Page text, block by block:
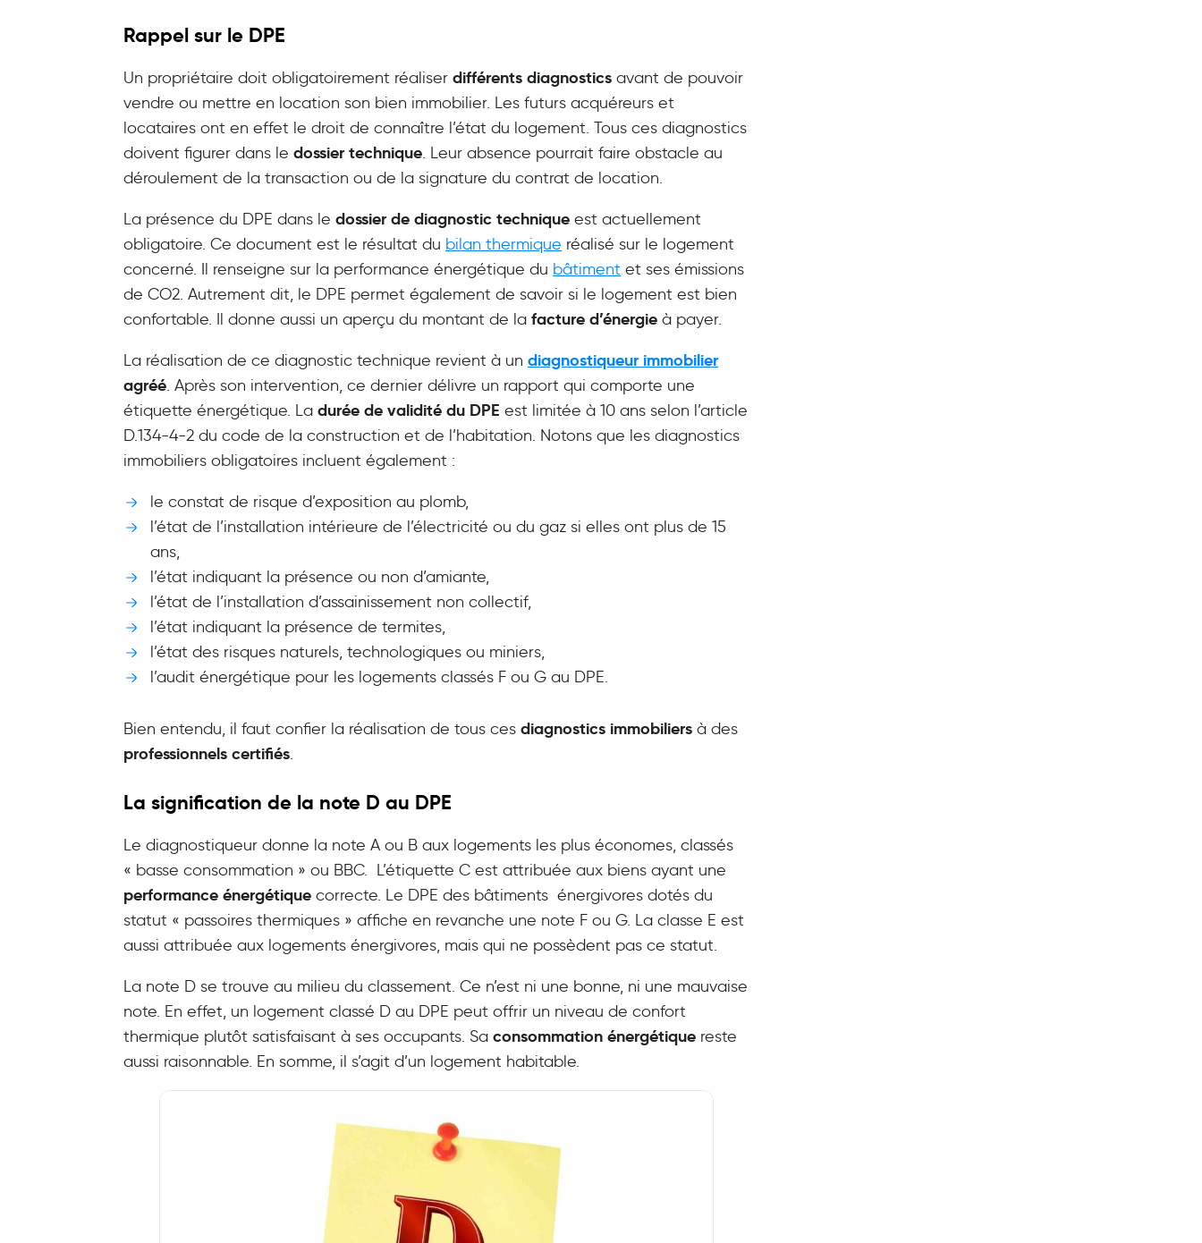
Rappel sur le DPE
Un propriétaire doit obligatoirement réaliser différents diagnostics avant de pouvoir
vendre ou mettre en location son bien immobilier. Les futurs acquéreurs et
locataires ont en effet le droit de connaître l’état du logement. Tous ces diagnostics
doivent figurer dans le dossier technique. Leur absence pourrait faire obstacle au
déroulement de la transaction ou de la signature du contrat de location.
La présence du DPE dans le dossier de diagnostic technique est actuellement
obligatoire. Ce document est le résultat du bilan thermique réalisé sur le logement
concerné. Il renseigne sur la performance énergétique du bâtiment et ses émissions
de CO2. Autrement dit, le DPE permet également de savoir si le logement est bien
confortable. Il donne aussi un aperçu du montant de la facture d’énergie à payer.
La réalisation de ce diagnostic technique revient à un diagnostiqueur immobilier
agréé. Après son intervention, ce dernier délivre un rapport qui comporte une
étiquette énergétique. La durée de validité du DPE est limitée à 10 ans selon l’article
D.134-4-2 du code de la construction et de l’habitation. Notons que les diagnostics
immobiliers obligatoires incluent également :
le constat de risque d’exposition au plomb,
l’état de l’installation intérieure de l’électricité ou du gaz si elles ont plus de 15
ans,
l’état indiquant la présence ou non d’amiante,
l’état de l’installation d’assainissement non collectif,
l’état indiquant la présence de termites,
l’état des risques naturels, technologiques ou miniers,
l’audit énergétique pour les logements classés F ou G au DPE.
Bien entendu, il faut confier la réalisation de tous ces diagnostics immobiliers à des
professionnels certifiés.
La signification de la note D au DPE
Le diagnostiqueur donne la note A ou B aux logements les plus économes, classés
« basse consommation » ou BBC. L’étiquette C est attribuée aux biens ayant une
performance énergétique correcte. Le DPE des bâtiments énergivores dotés du
statut « passoires thermiques » affiche en revanche une note F ou G. La classe E est
aussi attribuée aux logements énergivores, mais qui ne possèdent pas ce statut.
La note D se trouve au milieu du classement. Ce n’est ni une bonne, ni une mauvaise
note. En effet, un logement classé D au DPE peut offrir un niveau de confort
thermique plutôt satisfaisant à ses occupants. Sa consommation énergétique reste
aussi raisonnable. En somme, il s’agit d’un logement habitable.